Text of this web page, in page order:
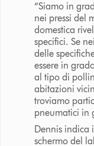
“Siamo in
nei pressi del
domestica
specifici. Se
delle
essere in
al tipo di
abitazioni
troviamo
pneumatici in
Dennis indica
schermo del